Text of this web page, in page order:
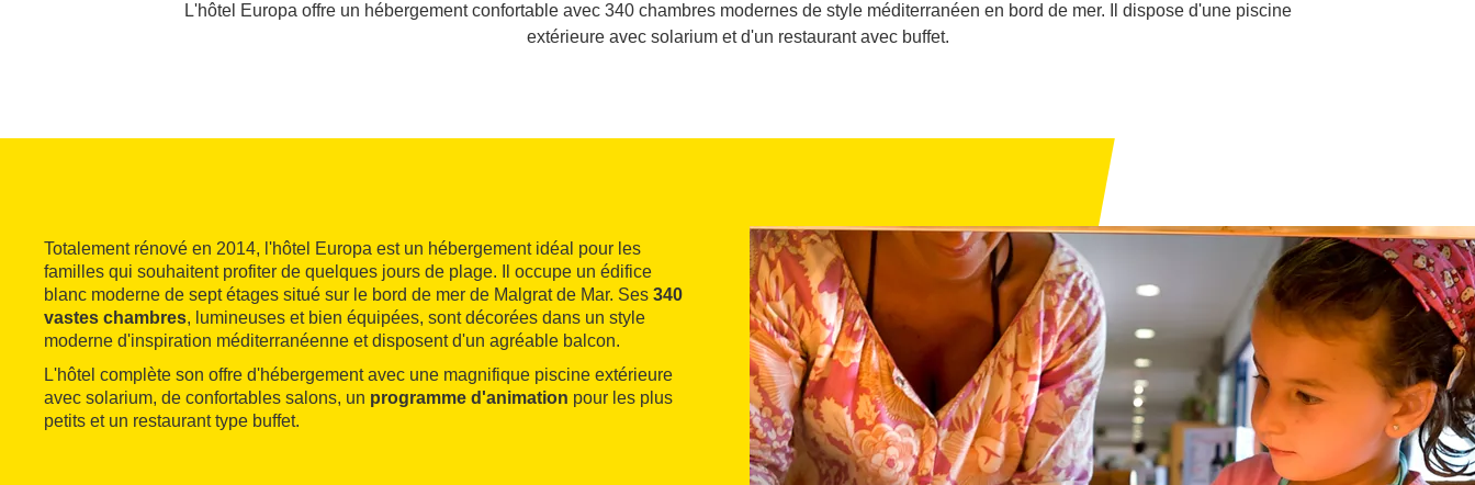
L'hôtel Europa offre un hébergement confortable avec 340 chambres modernes de style méditerranéen en bord de mer. Il dispose d'une piscine
extérieure avec solarium et d'un restaurant avec buffet.
Totalement rénové en 2014, l'hôtel Europa est un hébergement idéal pour les
familles qui souhaitent profiter de quelques jours de plage. Il occupe un édifice
blanc moderne de sept étages situé sur le bord de mer de Malgrat de Mar. Ses 340
vastes chambres, lumineuses et bien équipées, sont décorées dans un style
moderne d'inspiration méditerranéenne et disposent d'un agréable balcon.
L'hôtel complète son offre d'hébergement avec une magnifique piscine extérieure
avec solarium, de confortables salons, un programme d'animation pour les plus
petits et un restaurant type buffet.